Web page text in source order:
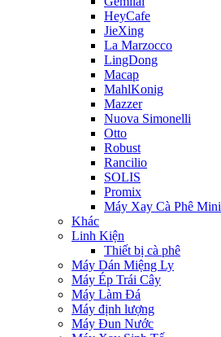
HeyCafe
JieXing
La Marzocco
LingDong
Macap
MahlKonig
Mazzer
Nuova Simonelli
Otto
Robust
Rancilio
SOLIS
Promix
Máy Xay Cà Phê Mini
Khác
Linh Kiện
Thiết bị cà phê
Máy Dán Miệng Ly
Máy Ép Trái Cây
Máy Làm Đá
Máy định lượng
Máy Đun Nước